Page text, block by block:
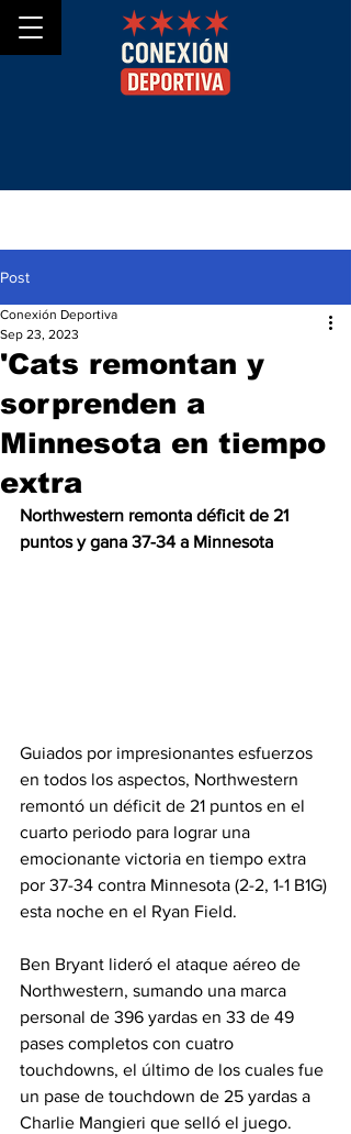
Post
'Cats remontan y
sorprenden a
Minnesota en tiempo
extra
Conexión Deportiva
Sep 23, 2023
Northwestern remonta déficit de 21
puntos y gana 37-34 a Minnesota
Guiados por impresionantes esfuerzos
en todos los aspectos, Northwestern
remontó un déficit de 21 puntos en el
cuarto periodo para lograr una
emocionante victoria en tiempo extra
por 37-34 contra Minnesota (2-2, 1-1 B1G)
esta noche en el Ryan Field.
Ben Bryant lideró el ataque aéreo de
Northwestern, sumando una marca
personal de 396 yardas en 33 de 49
pases completos con cuatro
touchdowns, el último de los cuales fue
un pase de touchdown de 25 yardas a
Charlie Mangieri que selló el juego.